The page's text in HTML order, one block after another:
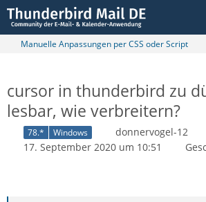
Manuelle Anpassungen per CSS oder Script
cursor in thunderbird zu
lesbar, wie verbreitern?
78.* Windows
donnervogel-12
17. September 2020 um 10:51